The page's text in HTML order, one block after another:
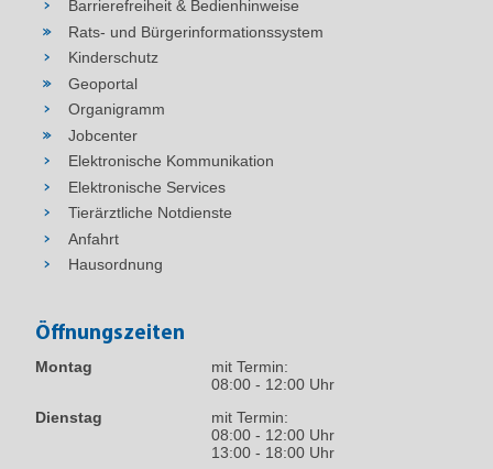
Barrierefreiheit & Bedienhinweise
Rats- und Bürgerinformationssystem
Kinderschutz
Geoportal
Organigramm
Jobcenter
Elektronische Kommunikation
Elektronische Services
Tierärztliche Notdienste
Anfahrt
Hausordnung
Öffnungszeiten
Montag
mit Termin:
08:00 - 12:00 Uhr
Dienstag
mit Termin:
08:00 - 12:00 Uhr
13:00 - 18:00 Uhr